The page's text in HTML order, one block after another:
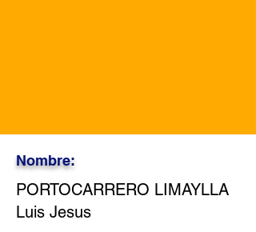
Nombre:
PORTOCARRERO LIMAYLLA
Luis Jesus